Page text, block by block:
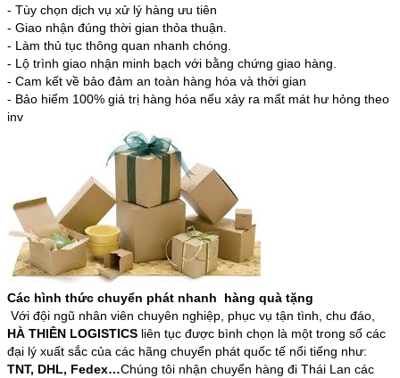
- Tùy chọn dịch vụ xử lý hàng ưu tiên
- Giao nhận đúng thời gian thỏa thuận.
- Làm thủ tục thông quan nhanh chóng.
- Lộ trình giao nhận minh bạch với bằng chứng giao hàng.
- Cam kết về bảo đảm an toàn hàng hóa và thời gian
- Bảo hiểm 100% giá trị hàng hóa nếu xảy ra mất mát hư hỏng theo
inv
Các hình thức chuyển phát nhanh hàng quà tặng
Với đội ngũ nhân viên chuyên nghiệp, phục vụ tận tình, chu đáo,
HÀ THIÊN LOGISTICS liên tục được bình chọn là một trong số các
đại lý xuất sắc của các hãng chuyển phát quốc tế nổi tiếng như:
TNT, DHL, Fedex…Chúng tôi nhận chuyển hàng đi Thái Lan các